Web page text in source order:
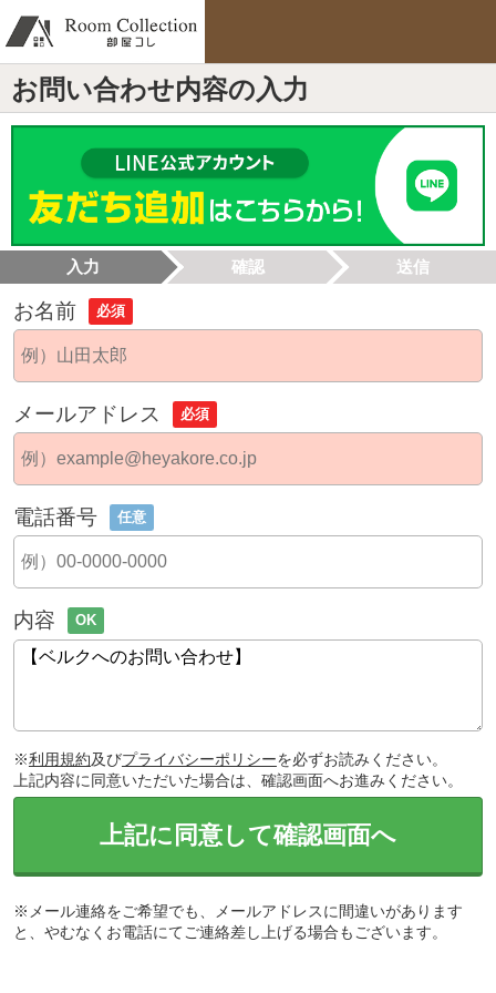
お問い合わせ内容の入力
入力 確認 送信
お名前 必須
メールアドレス 必須
電話番号 任意
内容 OK
※利用規約及びプライバシーポリシーを必ずお読みください。
上記内容に同意いただいた場合は、確認画面へお進みください。
上記に同意して確認画面へ
※メール連絡をご希望でも、メールアドレスに間違いがあります
と、やむなくお電話にてご連絡差し上げる場合もございます。